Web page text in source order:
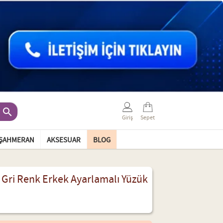
 Giriş Sepet
AKSESUAR BLOG
Renk Erkek Ayarlamalı Yüzük